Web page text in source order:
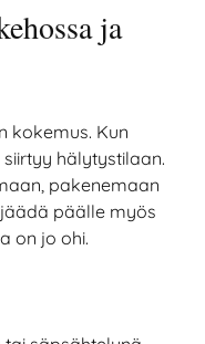
ja
kokemus. Kun
hälytystilaan.
pakenemaan
päälle myös
on jo ohi.